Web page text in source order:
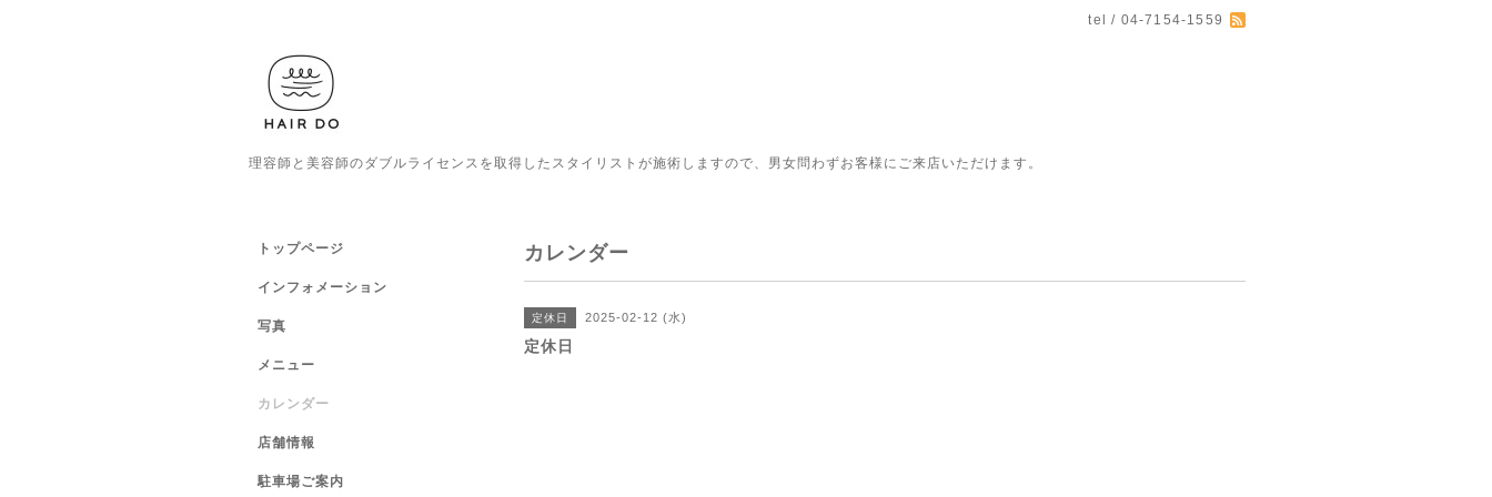
tel / 04-7154-1559
理容師と美容師のダブルライセンスを取得したスタイリストが施術しますので、男女問わずお客様にご来店いただけます。
カレンダー
定休日 2025-02-12 (水)
定休日
トップページ
インフォメーション
写真
メニュー
カレンダー
店舗情報
駐車場ご案内